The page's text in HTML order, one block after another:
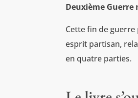
Deuxième
Cette fin de guerre
esprit partisan,
en quatre parties.